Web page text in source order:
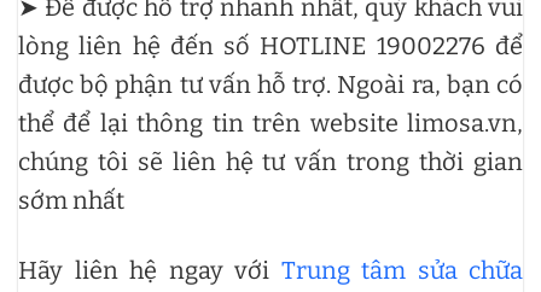
➤ Để được hỗ trợ nhanh nhất, quý khách vui
lòng liên hệ đến số HOTLINE 19002276 để
được bộ phận tư vấn hỗ trợ. Ngoài ra, bạn có
thể để lại thông tin trên website limosa.vn,
chúng tôi sẽ liên hệ tư vấn trong thời gian
sớm nhất
Hãy liên hệ ngay với Trung tâm sửa chữa